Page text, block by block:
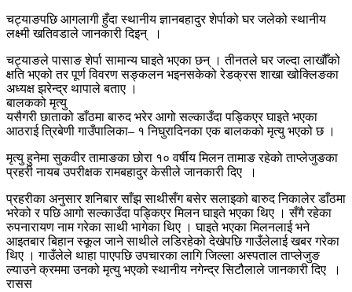
चट्याङपछि आगलागी हुँदा स्थानीय ज्ञानबहादुर शेर्पाको घर जलेको स्थानीय
लक्ष्मी खतिवडाले जानकारी दिइन् ।
चट्याङले पासाङ शेर्पा सामान्य घाइते भएका छन् । तीनतले घर जल्दा लाखौँको
क्षति भएको तर पूर्ण विवरण सङ्कलन भइनसकेको रेडक्रस शाखा खोक्लिङका
अध्यक्ष झरेन्द्र थापाले बताए ।
बालकको मृत्यु
यसैगरी छाताको डाँठमा बारुद भरेर आगो सल्काउँदा पड्किएर घाइते भएका
आठराई त्रिबेणी गाउँपालिका– १ निघुरादिनका एक बालकको मृत्यु भएको छ ।
मृत्यु हुनेमा सुकवीर तामाङका छोरा १० वर्षीय मिलन तामाङ रहेको ताप्लेजुङका
प्रहरी नायब उपरीक्षक रामबहादुर केसीले जानकारी दिए ।
प्रहरीका अनुसार शनिबार साँझ साथीसँग बसेर सलाइको बारुद निकालेर डाँठमा
भरेको र पछि आगो सल्काउँदा पड्किएर मिलन घाइते भएका थिए । सँगै रहेका
रुपनारायण नाम गरेका साथी भागेका थिए । घाइते भएका मिलनलाई भने
आइतबार बिहान स्कूल जाने साथीले लडिरहेको देखेपछि गाउँलेलाई खबर गरेका
थिए । गाउँलेले थाहा पाएपछि उपचारका लागि जिल्ला अस्पताल ताप्लेजुङ
ल्याउने क्रममा उनको मृत्यु भएको स्थानीय नगेन्द्र सिटौलाले जानकारी दिए ।
रासस